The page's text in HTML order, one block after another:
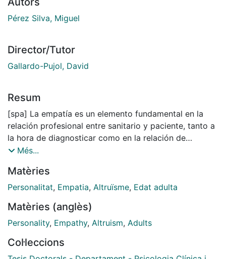
Pérez Silva, Miguel
Director/Tutor
Gallardo-Pujol, David
Resum
[spa] La empatía es un elemento fundamental en la
relación profesional entre sanitario y paciente, tanto a
la hora de diagnosticar como en la relación de
cuidado a lo largo de la enfermedad. Desde hace unos
de la empatía en la relación entre médico y paciente.
Sin embargo, en los planes de estudio de las
en las relaciones humanas interpersonales y el
entrenamiento de éstas no tiene tanta presencia como
tecnologías, que parecen ser los ejes sobre los que
Més...
Matèries
Personalitat, Empatia, Altruïsme, Edat adulta
Matèries (anglès)
Personality, Empathy, Altruism, Adults
Col·leccions